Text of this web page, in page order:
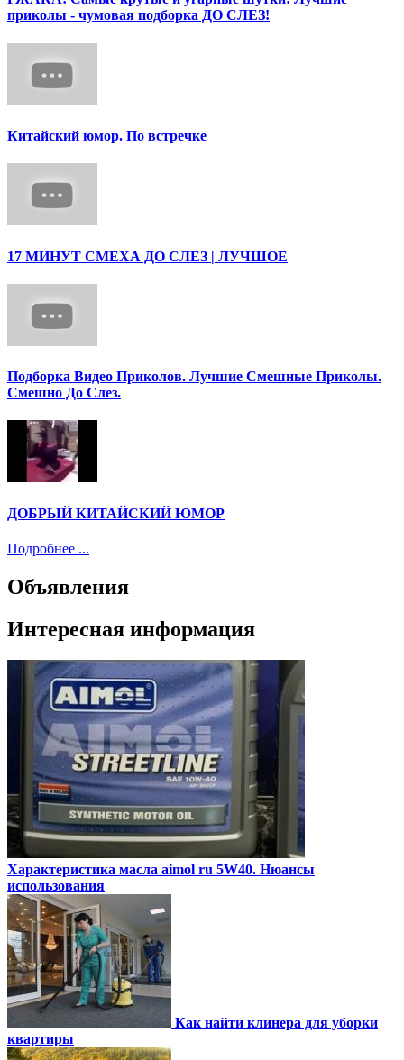
приколы - чумовая подборка ДО СЛЕЗ!
Китайский юмор. По встречке
17 МИНУТ СМЕХА ДО СЛЕЗ | ЛУЧШОЕ
Подборка Видео Приколов. Лучшие Смешные Приколы.
Смешно До Слез.
ДОБРЫЙ КИТАЙСКИЙ ЮМОР
Подробнее ...
Объявления
Интересная информация
Характеристика масла aimol ru 5W40. Нюансы
использования
Как найти клинера для уборки
квартиры